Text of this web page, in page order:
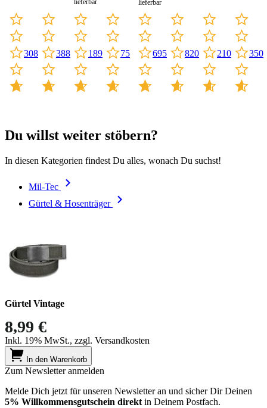
308 388
lieferbar
189 75
lieferbar
695 820 210 350
Du willst weiter stöbern?
In diesen Kategorien findest Du alles, wonach Du suchst!
Mil-Tec
Gürtel & Hosenträger
Gürtel Vintage
8,99 €
Inkl. 19% MwSt., zzgl. Versandkosten
In den Warenkorb
Zum Newsletter anmelden
Melde Dich jetzt für unseren Newsletter an und sicher Dir Deinen
5% Willkommensgutschein direkt in Deinem Postfach.